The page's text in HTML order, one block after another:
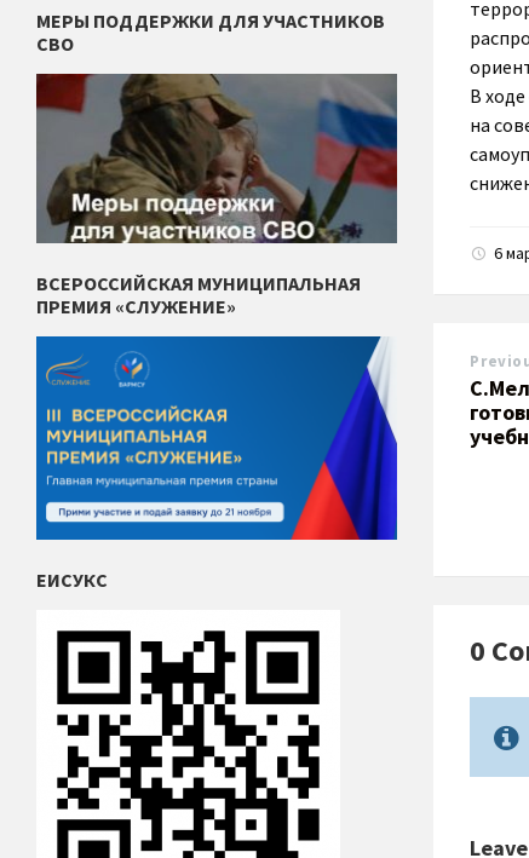
В
на
6
0
МЕРЫ ПОДДЕРЖКИ ДЛЯ УЧАСТНИКОВ
СВО
ВСЕРОССИЙСКАЯ МУНИЦИПАЛЬНАЯ
ПРЕМИЯ «СЛУЖЕНИЕ»
ЕИСУКС